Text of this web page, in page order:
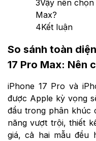
3Vậy nên
Max?
4Kết luận
So sánh toàn
17 Pro Max: Nên
iPhone 17 Pro và
được Apple kỳ vọng
đầu trong phân khúc
năng vượt trội, thiết
giá, cả hai mẫu đều